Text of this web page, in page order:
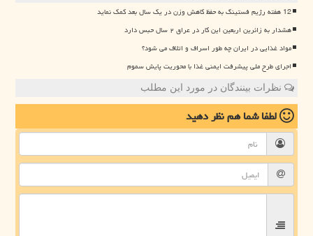
12 هفته رژیم فستینگ به حفظ کاهش وزن در یک سال بعد کمک نماید
هشدار به زائرین اربعین این کار در عراق ۲ سال حبس دارد
مواد غذایی در ایران چه طور اسراف و اتلاف می شود؟
اجرای طرح ملی پیشرفت ایمنی غذا با محوریت پایش سموم
نظرات بینندگان در مورد این مطلب
لطفا شما همنظر دهید